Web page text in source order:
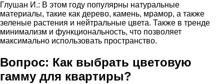
Глушан И.: В этом году популярны натуральные
материалы, такие как дерево, камень, мрамор, а также
зеленые растения и нейтральные цвета. Также в тренде
минимализм и функциональность, что позволяет
максимально использовать пространство.
Вопрос: Как выбрать цветовую
гамму для квартиры?